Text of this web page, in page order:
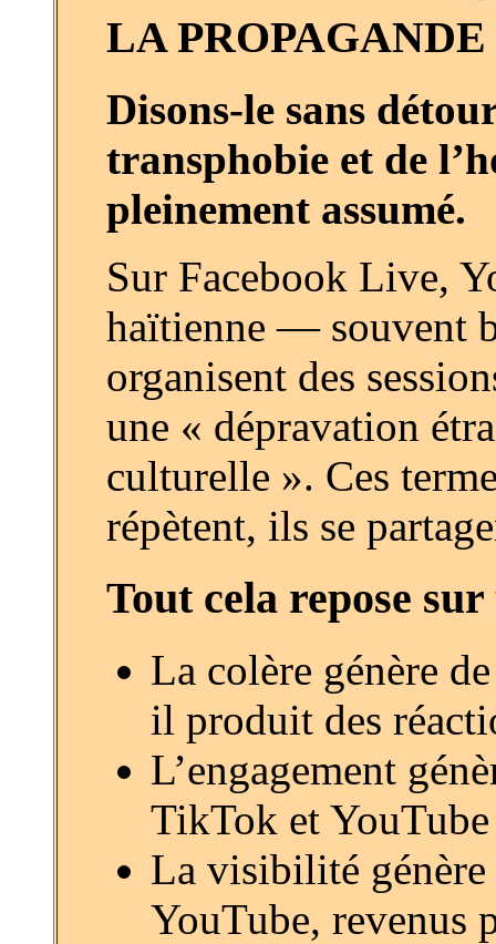
LA
Disons-le sans
transphobie et de
pleinement assumé.
Sur Facebook Live,
haïtienne — souvent
organisent des
une « dépravation
culturelle ». Ces
répètent, ils se
Tout cela repose
La colère génère
il produit des
L’engagement
TikTok et
La visibilité génère
YouTube, revenus